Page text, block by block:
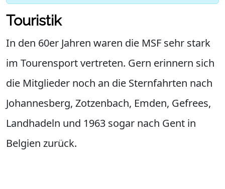
Touristik
In den 60er Jahren waren die MSF sehr stark
im Tourensport vertreten. Gern erinnern sich
die Mitglieder noch an die Sternfahrten nach
Johannesberg, Zotzenbach, Emden, Gefrees,
Landhadeln und 1963 sogar nach Gent in
Belgien zurück.